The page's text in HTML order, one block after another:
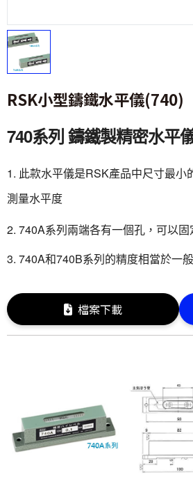
RSK小型鑄鐵水平儀(740)
740系列 鑄鐵製精密水平
1. 此款水平儀是RSK產品中尺寸最小
測量水平度
2. 740A系列兩端各有一個孔，可以固
3. 740A和740B系列的精度相當於一
檔案下載